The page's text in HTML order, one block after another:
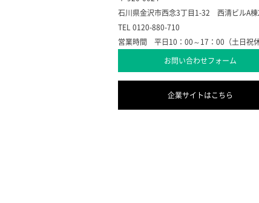
石川県金沢市西念3丁目1-32 西清ビルA棟
TEL 0120-880-710
営業時間 平日10：00～17：00（土日祝休
お問い合わせフォーム
企業サイトはこちら